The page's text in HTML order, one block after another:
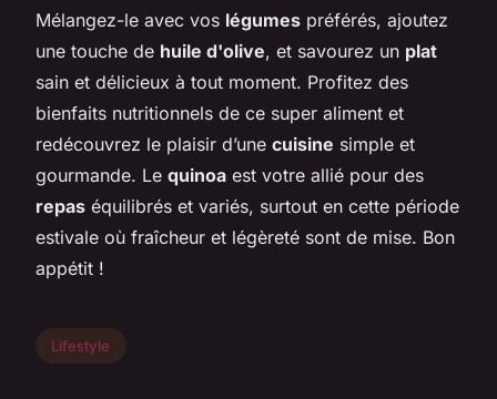
Mélangez-le avec vos légumes préférés, ajoutez
une touche de huile d'olive, et savourez un plat
sain et délicieux à tout moment. Profitez des
bienfaits nutritionnels de ce super aliment et
redécouvrez le plaisir d’une cuisine simple et
gourmande. Le quinoa est votre allié pour des
repas équilibrés et variés, surtout en cette période
estivale où fraîcheur et légèreté sont de mise. Bon
appétit !
Lifestyle